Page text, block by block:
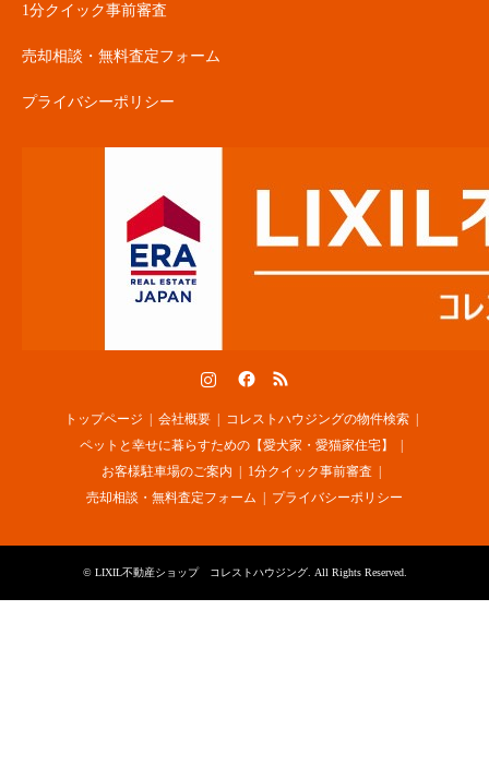
1分クイック事前審査
売却相談・無料査定フォーム
プライバシーポリシー
トップページ 会社概要
コレストハウジングの物件検索
ペットと幸せに暮らすための【愛犬家・愛猫家住宅】
お客様駐車場のご案内
1分クイック事前審査
売却相談・無料査定フォーム
プライバシーポリシー
© LIXIL不動産ショップ コレストハウジング. All Rights Reserved.